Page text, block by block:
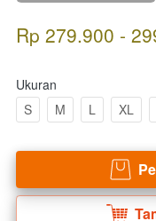
Rp 279.900 -
Ukuran
S
M L XL
`
`